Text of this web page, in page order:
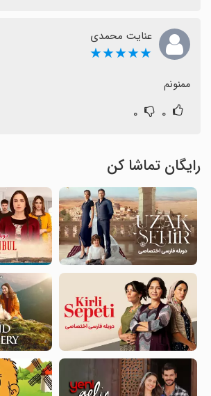
عنایت محمدی
★★★★★
ممنونم
۰ ۰
رایگان تماشا کن